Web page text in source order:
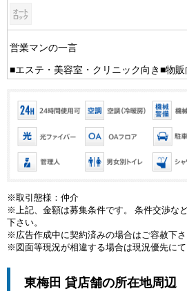
営業マンの一言
■エステ・美容室・クリニック向き■物販
※取引態様：仲介
※上記、金額は募集条件です。 条件交渉な
下さい。
※広告作成中に契約済みの場合はご容赦下さ
※図面等現況が相違する場合は現況優先にて
東梅田 貸店舗の所在地周辺